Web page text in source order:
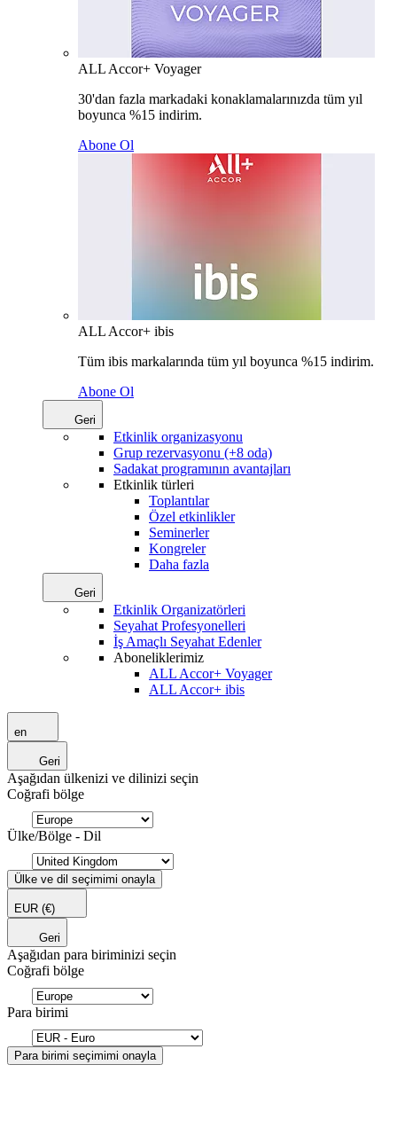
ALL Accor+ Voyager
30'dan fazla markadaki konaklamalarınızda tüm yıl
boyunca %15 indirim.
Abone Ol
ALL Accor+ ibis
Tüm ibis markalarında tüm yıl boyunca %15 indirim.
Abone Ol
Geri
Etkinlik organizasyonu
Grup rezervasyonu (+8 oda)
Sadakat programının avantajları
Etkinlik türleri
Toplantılar
Özel etkinlikler
Seminerler
Kongreler
Daha fazla
Geri
Etkinlik Organizatörleri
Seyahat Profesyonelleri
İş Amaçlı Seyahat Edenler
Aboneliklerimiz
ALL Accor+ Voyager
ALL Accor+ ibis
en
Geri
Aşağıdan ülkenizi ve dilinizi seçin
Coğrafi bölge
Ülke/Bölge - Dil
Ülke ve dil seçimimi onayla
EUR (€)
Geri
Aşağıdan para biriminizi seçin
Coğrafi bölge
Para birimi
Para birimi seçimimi onayla